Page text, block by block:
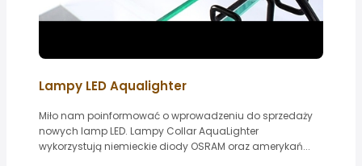
Lampy LED Aqualighter
Miło nam poinformować o wprowadzeniu do sprzedaży
nowych lamp LED. Lampy Collar AquaLighter
wykorzystują niemieckie diody OSRAM oraz amerykań...